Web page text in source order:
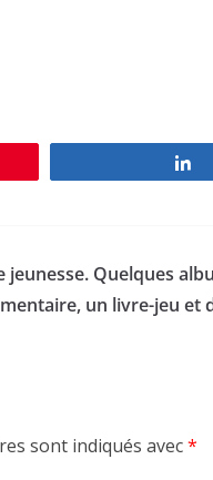
jeunesse. Quelques
un livre-jeu et
sont indiqués avec*